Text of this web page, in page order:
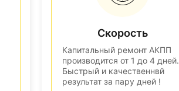
Скорость
Капитальный ремонт АКПП
производится от 1 до 4 дней.
Быстрый и качественнвй
результат за пару дней !